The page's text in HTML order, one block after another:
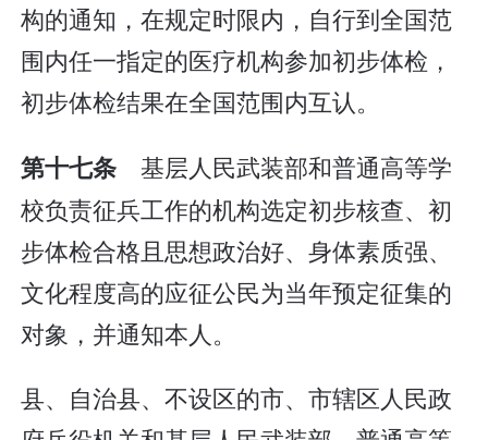
构的通知，在规定时限内，自行到全国范
围内任一指定的医疗机构参加初步体检，
初步体检结果在全国范围内互认。
第十七条 基层人民武装部和普通高等学
校负责征兵工作的机构选定初步核查、初
步体检合格且思想政治好、身体素质强、
文化程度高的应征公民为当年预定征集的
对象，并通知本人。
县、自治县、不设区的市、市辖区人民政